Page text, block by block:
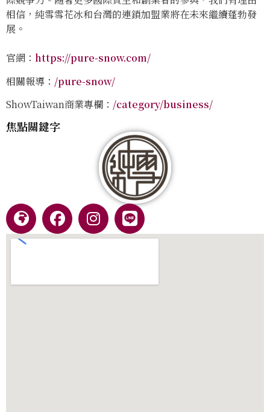
相信，純雪雪花冰和台灣的連鎖加盟業將在未來繼續蓬勃發
展。
官網： https://pure-snow.com/
相關報導： /pure-snow/
ShowTaiwan商業專欄： /category/business/
焦點關鍵字